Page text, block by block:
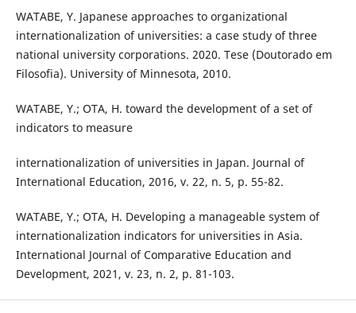
WATABE, Y. Japanese approaches to organizational
internationalization of universities: a case study of three
national university corporations. 2020. Tese (Doutorado em
Filosofia). University of Minnesota, 2010.
WATABE, Y.; OTA, H. toward the development of a set of
indicators to measure
internationalization of universities in Japan. Journal of
International Education, 2016, v. 22, n. 5, p. 55-82.
WATABE, Y.; OTA, H. Developing a manageable system of
internationalization indicators for universities in Asia.
International Journal of Comparative Education and
Development, 2021, v. 23, n. 2, p. 81-103.